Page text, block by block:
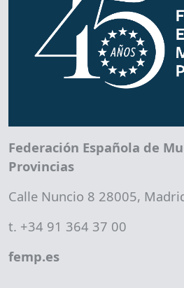
Federación Española de
Provincias
Calle Nuncio 8 28005,
t. +34 91 364 37 00
femp.es